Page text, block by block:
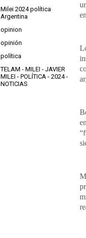
Milei 2024 política
Argentina
opinion
opinión
política
TELAM - MILEI - JAVIER
MILEI - POLÍTICA - 2024 -
NOTICIAS